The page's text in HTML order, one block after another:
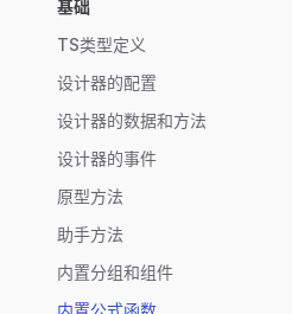
基础
TS类型定义
设计器的配置
设计器的数据和方法
设计器的事件
原型方法
助手方法
内置分组和组件
内置公式函数